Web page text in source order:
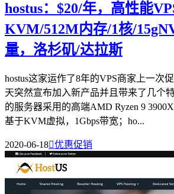
hostus：$20/年，高性能
KVM/512M内存/1核/
量，洛杉矶/达拉斯
hostus这家运作了8年的VPS商家上一次
天突然宣布加入新产品并且带来了几个
的服务器采用的高端AMD Ryzen 9
基于KVM虚拟，1Gbps带宽；ho...
2020-06-18优惠促销